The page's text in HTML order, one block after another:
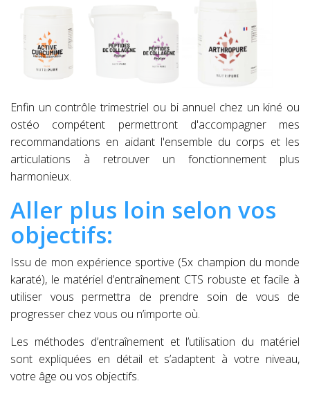
Enfin un contrôle trimestriel ou bi annuel chez un kiné ou
ostéo compétent permettront d'accompagner mes
recommandations en aidant l'ensemble du corps et les
articulations à retrouver un fonctionnement plus
harmonieux.
Aller plus loin selon vos
objectifs:
Issu de mon expérience sportive (5x champion du monde
karaté), le matériel d’entraînement CTS robuste et facile à
utiliser vous permettra de prendre soin de vous de
progresser chez vous ou n’importe où.
Les méthodes d’entraînement et l’utilisation du matériel
sont expliquées en détail et s’adaptent à votre niveau,
votre âge ou vos objectifs.